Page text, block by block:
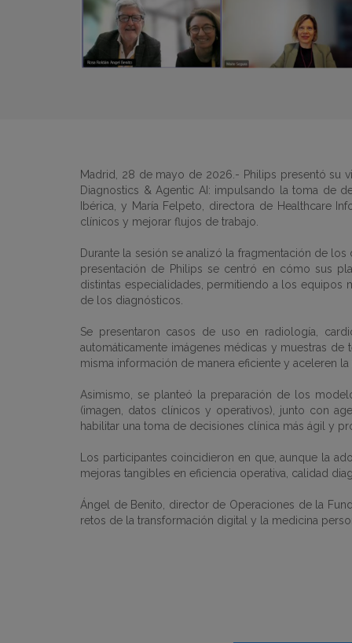
Madrid, 28 de mayo de 2026.- Philips presentó su
Diagnostics & Agentic AI: impulsando la toma de
Ibérica, y María Felpeto, directora de Healthcare
clínicos y mejorar flujos de trabajo.
Durante la sesión se analizó la fragmentación de
presentación de Philips se centró en cómo sus
distintas especialidades, permitiendo a los equipos
de los diagnósticos.
Se presentaron casos de uso en radiología,
automáticamente imágenes médicas y muestras
misma información de manera eficiente y aceleren
Asimismo, se planteó la preparación de los
(imagen, datos clínicos y operativos), junto con
habilitar una toma de decisiones clínica más ágil y
Los participantes coincidieron en que, aunque la
mejoras tangibles en eficiencia operativa, calidad
Ángel de Benito, director de Operaciones de la
retos de la transformación digital y la medicina